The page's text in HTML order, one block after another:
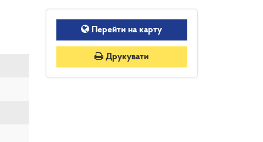
Перейти на карту
Друкувати